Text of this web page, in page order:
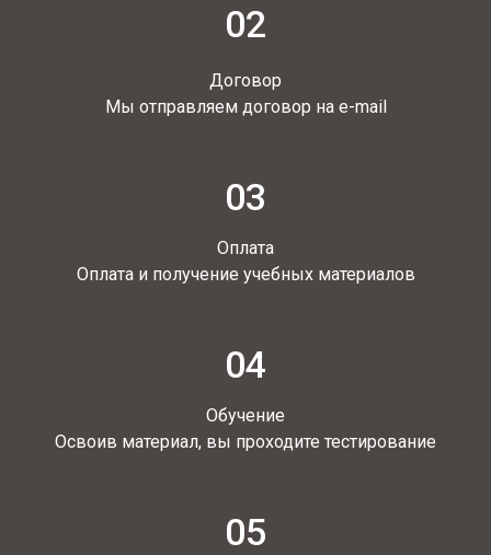
02
Договор
Мы отправляем договор на e-mail
03
Оплата
Оплата и получение учебных материалов
04
Обучение
Освоив материал, вы проходите тестирование
05